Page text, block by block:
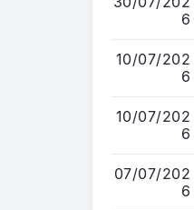
6
10/07/202
6
10/07/202
6
07/07/202
6